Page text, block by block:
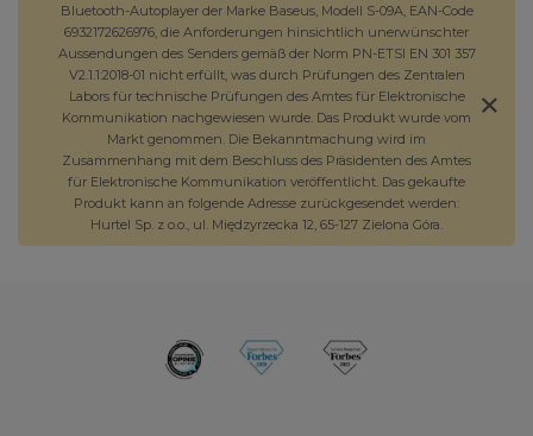
Bluetooth-Autoplayer der Marke Baseus, Modell S-09A, EAN-Code
6932172626976, die Anforderungen hinsichtlich unerwünschter
Aussendungen des Senders gemäß der Norm PN-ETSI EN 301 357
V2.1.1:2018-01 nicht erfüllt, was durch Prüfungen des Zentralen
Labors für technische Prüfungen des Amtes für Elektronische
Kommunikation nachgewiesen wurde. Das Produkt wurde vom
Markt genommen. Die Bekanntmachung wird im
Zusammenhang mit dem Beschluss des Präsidenten des Amtes
für Elektronische Kommunikation veröffentlicht. Das gekaufte
Produkt kann an folgende Adresse zurückgesendet werden:
Hurtel Sp. z o.o., ul. Międzyrzecka 12, 65-127 Zielona Góra.